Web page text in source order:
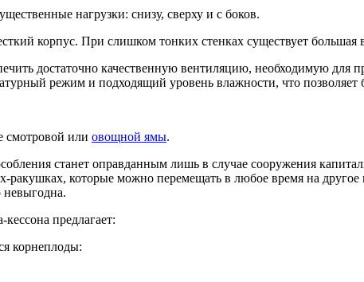
нагрузки: снизу, сверху и с боков.
корпус. При слишком тонких стенках существует большая
достаточно качественную вентиляцию, необходимую для
режим и подходящий уровень влажности, что
смотровой или овощной ямы.
станет оправданным лишь в случае сооружения
ракушках, которые можно перемещать в любое время на
предлагает:
корнеплоды: